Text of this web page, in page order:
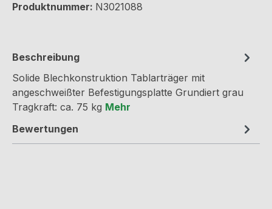
Produktnummer: N3021088
Beschreibung
Solide Blechkonstruktion Tablarträger mit
angeschweißter Befestigungsplatte Grundiert grau
Tragkraft: ca. 75 kg Mehr
Bewertungen